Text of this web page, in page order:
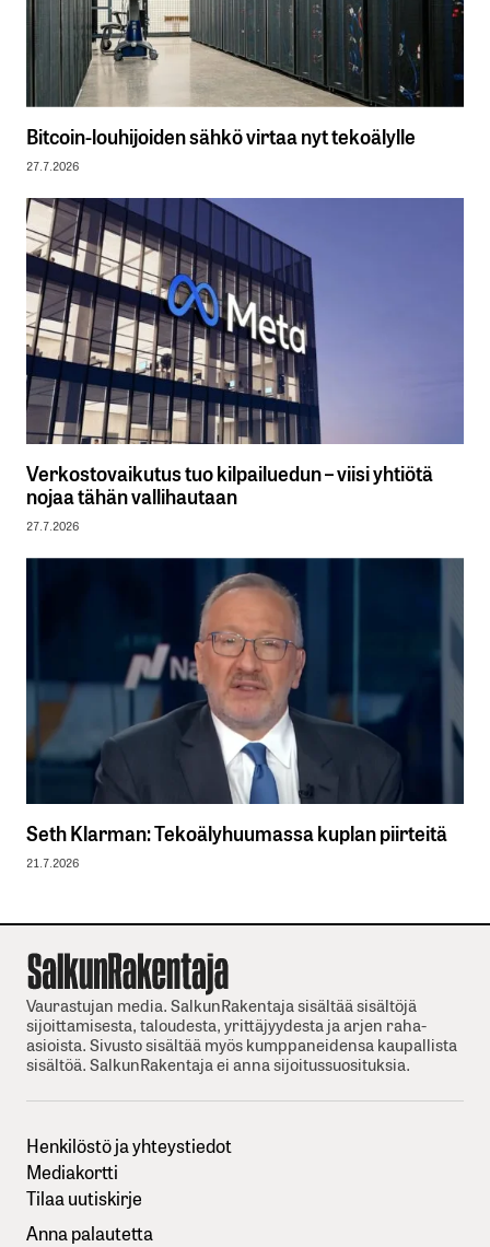
Bitcoin-louhijoiden sähkö virtaa nyt tekoälylle
27.7.2026
Verkostovaikutus tuo kilpailuedun – viisi yhtiötä
nojaa tähän vallihautaan
27.7.2026
Seth Klarman: Tekoälyhuumassa kuplan piirteitä
21.7.2026
Vaurastujan media. SalkunRakentaja sisältää sisältöjä
sijoittamisesta, taloudesta, yrittäjyydesta ja arjen raha-
asioista. Sivusto sisältää myös kumppaneidensa kaupallista
sisältöä. SalkunRakentaja ei anna sijoitussuosituksia.
Henkilöstö ja yhteystiedot
Mediakortti
Tilaa uutiskirje
Anna palautetta